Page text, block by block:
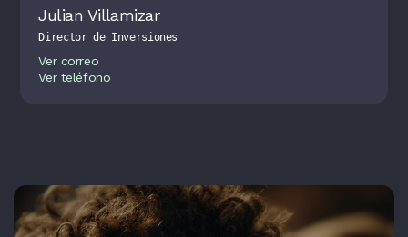
Julian Villamizar
Director de Inversiones
Ver correo
Ver teléfono